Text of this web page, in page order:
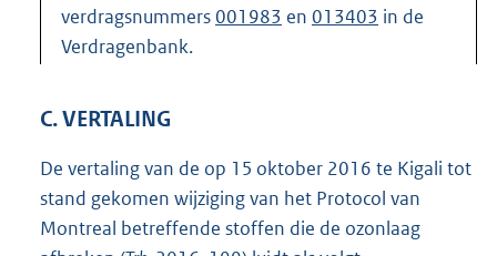
verdragsnummers001983 en 013403 in de
Verdragenbank.
C. VERTALING
De vertaling van de op 15 oktober 2016 te Kigali tot
stand gekomen wijziging van het Protocol van
Montreal betreffende stoffen die de ozonlaag